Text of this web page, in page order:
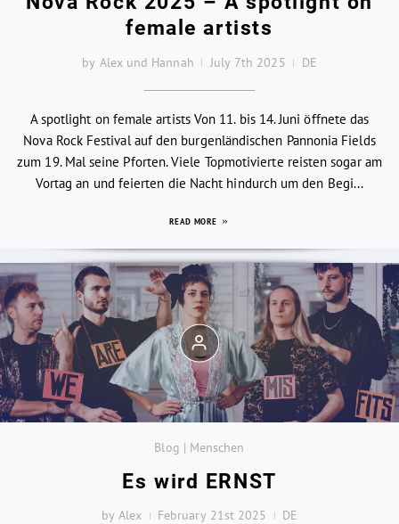
female artists
by Alex und Hannah July 7th 2025 DE
A spotlight on female artists Von 11. bis 14. Juni öffnete das
Nova Rock Festival auf den burgenländischen Pannonia Fields
zum 19. Mal seine Pforten. Viele Topmotivierte reisten sogar am
Vortag an und feierten die Nacht hindurch um den Begi...
READ MORE
Blog | Menschen
Es wird ERNST
by Alex February 21st 2025 DE